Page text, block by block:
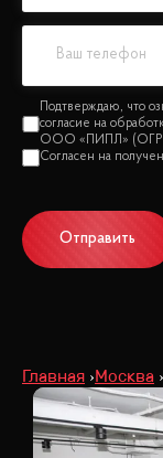
Отправить
Главная Москва